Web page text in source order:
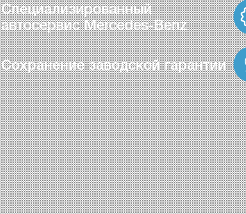
Специализированный
автосервис Mercedes-Benz
Сохранение заводской гарантии